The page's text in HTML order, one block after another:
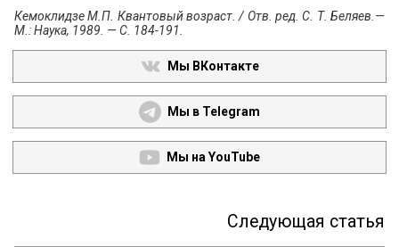
Кемоклидзе М.П. Квантовый возраст. / Отв. ред. С. Т. Беляев.—
М.: Наука, 1989. — С. 184-191.
Мы ВКонтакте
Мы в Telegram
Мы на YouTube
Следующая статья